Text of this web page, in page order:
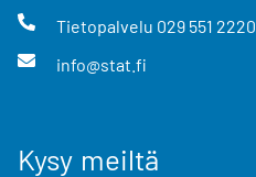
Tietopalvelu 029 551 2220
info@stat.fi
Kysy meiltä